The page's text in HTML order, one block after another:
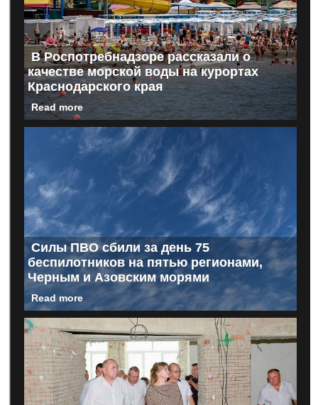
В Роспотребнадзоре рассказали о
качестве морской воды на курортах
Краснодарского края
Read more
Силы ПВО сбили за день 75
беспилотников на пятью регионами,
Черным и Азовским морями
Read more